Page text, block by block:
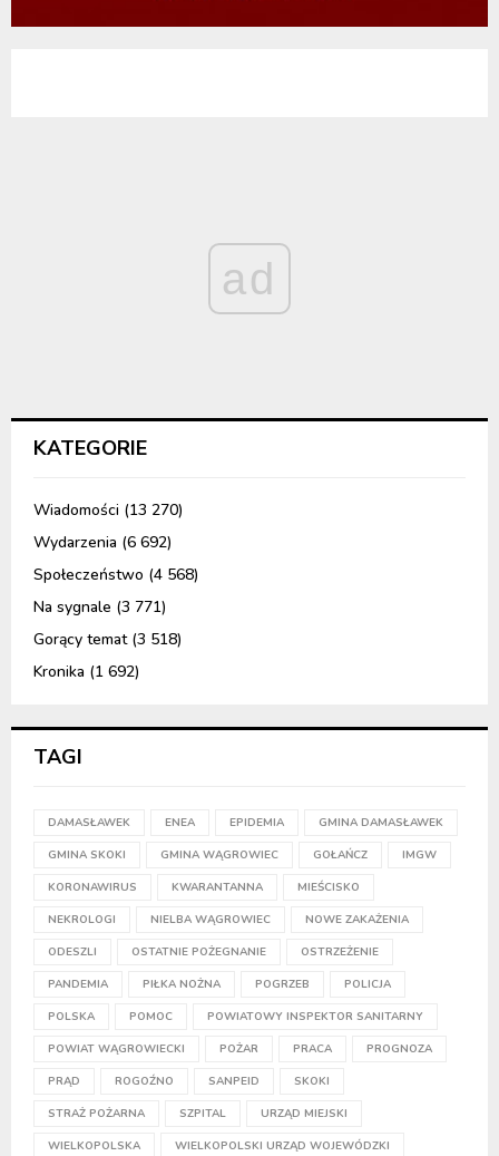
ad
KATEGORIE
Wiadomości (13 270)
Wydarzenia (6 692)
Społeczeństwo (4 568)
Na sygnale (3 771)
Gorący temat(3 518)
Kronika (1 692)
TAGI
DAMASŁAWEK ENEA EPIDEMIA GMINA DAMASŁAWEK
GMINA SKOKI GMINA WĄGROWIEC GOŁAŃCZ IMGW
KORONAWIRUS KWARANTANNA MIEŚCISKO
NEKROLOGI NIELBA WĄGROWIEC NOWE ZAKAŻENIA
ODESZLI OSTATNIE POŻEGNANIE OSTRZEŻENIE
PANDEMIA PIŁKA NOŻNA POGRZEB POLICJA
POLSKA POMOC POWIATOWY INSPEKTOR SANITARNY
POWIAT WĄGROWIECKI POŻAR PRACA PROGNOZA
PRĄD ROGOŹNO SANPEID SKOKI
STRAŻ POŻARNA SZPITAL URZĄD MIEJSKI
WIELKOPOLSKA WIELKOPOLSKI URZĄD WOJEWÓDZKI